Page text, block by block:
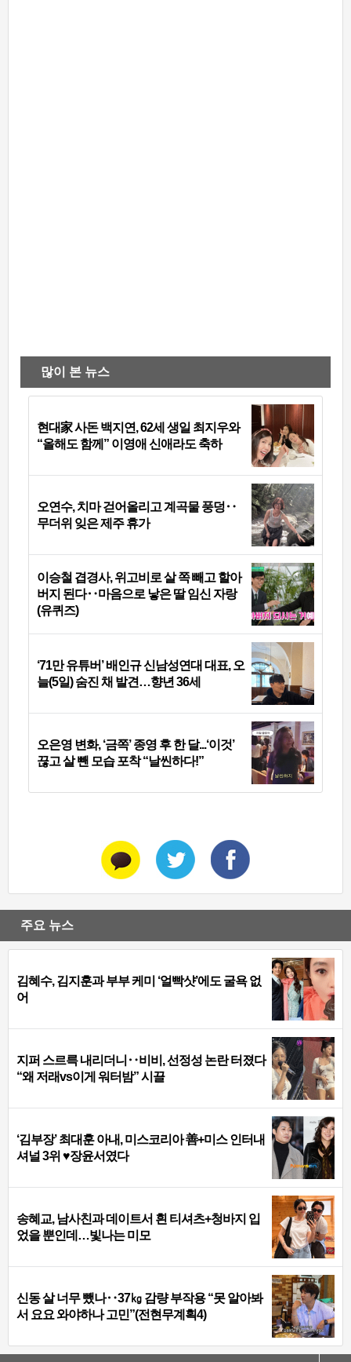
많이 본 뉴스
현대家 사돈 백지연, 62세 생일 최지우와
“올해도 함께” 이영애 신애라도 축하
오연수, 치마 걷어올리고 계곡물 풍덩‥
무더위 잊은 제주 휴가
이승철 겹경사, 위고비로 살 쪽 빼고 할아
버지 된다‥마음으로 낳은 딸 임신 자랑
(유퀴즈)
‘71만 유튜버’ 배인규 신남성연대 대표, 오
늘(5일) 숨진 채 발견…향년 36세
오은영 변화, ‘금쪽’ 종영 후 한 달...‘이것’
끊고 살 뺀 모습 포착 “날씬하다!”
주요 뉴스
김혜수, 김지훈과 부부 케미 ‘얼빡샷’에도 굴욕 없
어
지퍼 스르륵 내리더니‥비비, 선정성 논란 터졌다
“왜 저래vs이게 워터밤” 시끌
‘김부장’ 최대훈 아내, 미스코리아 善+미스 인터내
셔널 3위 ♥장윤서였다
송혜교, 남사친과 데이트서 흰 티셔츠+청바지 입
었을 뿐인데…빛나는 미모
신동 살 너무 뺐나‥37㎏ 감량 부작용 “못 알아봐
서 요요 와야하나 고민”(전현무계획4)